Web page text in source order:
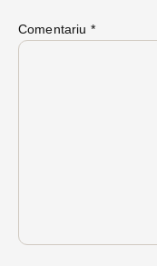
Comentariu *